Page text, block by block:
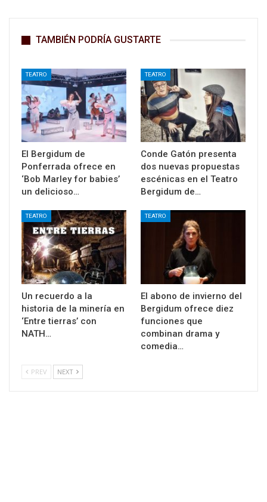
TAMBIÉN PODRÍA GUSTARTE
TEATRO
El Bergidum de
Ponferrada ofrece en
‘Bob Marley for babies’
un delicioso…
TEATRO
Conde Gatón presenta
dos nuevas propuestas
escénicas en el Teatro
Bergidum de…
TEATRO
Un recuerdo a la
historia de la minería en
‘Entre tierras’ con
NATH…
TEATRO
El abono de invierno del
Bergidum ofrece diez
funciones que
combinan drama y
comedia…
PREV NEXT